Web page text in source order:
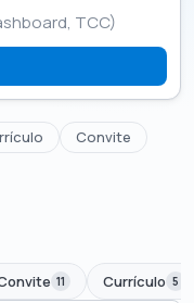
Convite
11 Currículo 5